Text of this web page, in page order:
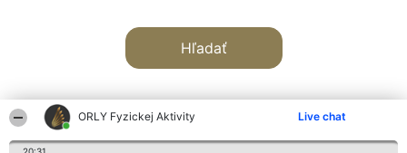
ORLY Fyzickej Aktivity Live chat
Hľadať